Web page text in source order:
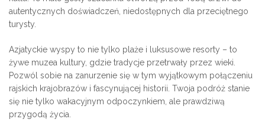
autentycznych doświadczeń, niedostępnych dla przeciętnego
turysty.
Azjatyckie wyspy to nie tylko plaże i luksusowe resorty – to
żywe muzea kultury, gdzie tradycje przetrwały przez wieki.
Pozwól sobie na zanurzenie się w tym wyjątkowym połączeniu
rajskich krajobrazów i fascynującej historii. Twoja podróż stanie
się nie tylko wakacyjnym odpoczynkiem, ale prawdziwą
przygodą życia.